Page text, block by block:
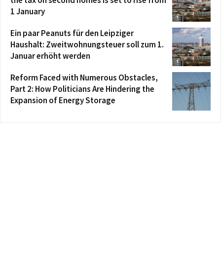
1 January
Ein paar Peanuts für den Leipziger
Haushalt: Zweitwohnungsteuer soll zum 1.
Januar erhöht werden
Reform Faced with Numerous Obstacles,
Part 2: How Politicians Are Hindering the
Expansion of Energy Storage